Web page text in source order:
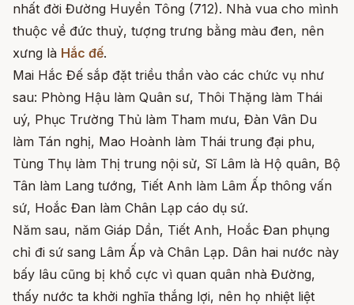
nhất đời Đường Huyền Tông (712). Nhà vua cho mình
thuộc về đức thuỷ, tượng trưng bằng màu đen, nên
xưng là Hắc đế.
Mai Hắc Đế sắp đặt triều thần vào các chức vụ như
sau: Phòng Hậu làm Quân sư, Thôi Thặng làm Thái
uý, Phục Trường Thủ làm Tham mưu, Đàn Vân Du
làm Tán nghị, Mao Hoành làm Thái trung đại phu,
Tùng Thụ làm Thị trung nội sử, Sĩ Lâm là Hộ quân, Bộ
Tân làm Lang tướng, Tiết Anh làm Lâm Ấp thông vấn
sứ, Hoắc Đan làm Chân Lạp cáo dụ sứ.
Năm sau, năm Giáp Dần, Tiết Anh, Hoắc Đan phụng
chỉ đi sứ sang Lâm Ấp và Chân Lạp. Dân hai nước này
bấy lâu cũng bị khổ cực vì quan quân nhà Đường,
thấy nước ta khởi nghĩa thắng lợi, nên họ nhiệt liệt